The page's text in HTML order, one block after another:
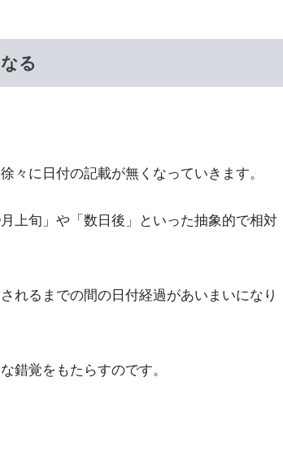
る
々に日付の記載が無くなっていきます。
上旬」や「数日後」といった抽象的で相対
れるまでの間の日付経過があいまいになり
錯覚をもたらすのです。